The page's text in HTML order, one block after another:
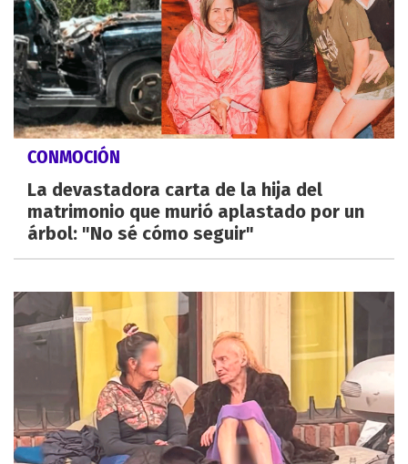
CONMOCIÓN
La devastadora carta de la hija del
matrimonio que murió aplastado por un
árbol: "No sé cómo seguir"